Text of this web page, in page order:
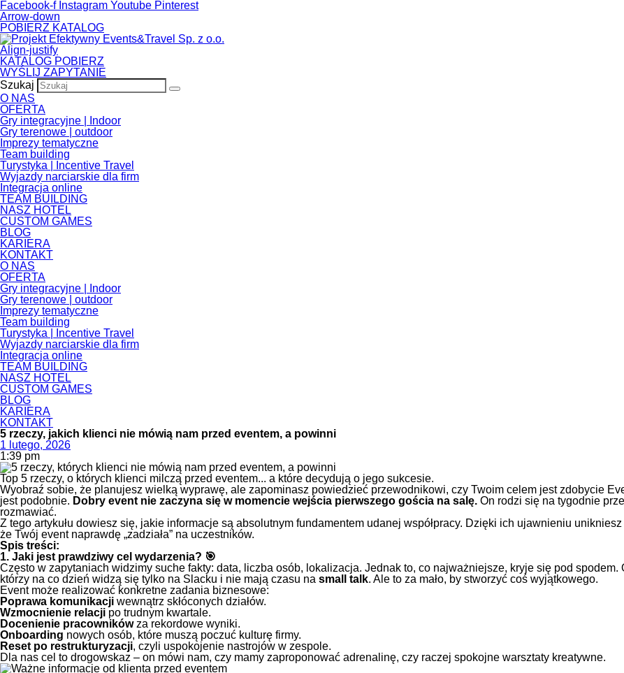
Skip to the content
Facebook-f Instagram Youtube Pinterest
Arrow-down
POBIERZ KATALOG
Align-justify
KATALOG POBIERZ
WYŚLIJ ZAPYTANIE
Szukaj
O NAS
OFERTA
Gry integracyjne | Indoor
Gry terenowe | outdoor
Imprezy tematyczne
Team building
Turystyka | Incentive Travel
Wyjazdy narciarskie dla firm
Integracja online
TEAM BUILDING
NASZ HOTEL
CUSTOM GAMES
BLOG
KARIERA
KONTAKT
O NAS
OFERTA
Gry integracyjne | Indoor
Gry terenowe | outdoor
Imprezy tematyczne
Team building
Turystyka | Incentive Travel
Wyjazdy narciarskie dla firm
Integracja online
TEAM BUILDING
NASZ HOTEL
CUSTOM GAMES
BLOG
KARIERA
KONTAKT
5 rzeczy, jakich klienci nie mówią nam przed eventem, a powinni
1 lutego, 2026
1:39 pm
Top 5 rzeczy, o których klienci milczą przed eventem... a które decydują o jego sukcesie.
Wyobraź sobie, że planujesz wielką wyprawę, ale zapominasz powiedzieć przewodnikowi, czy Twoim celem jest zdobycie
jest podobnie. Dobry event nie zaczyna się w momencie wejścia pierwszego gościa na salę. On rodzi się na tygodnie
rozmawiać.
Z tego artykułu dowiesz się, jakie informacje są absolutnym fundamentem udanej współpracy. Dzięki ich ujawnieniu
że Twój event naprawdę „zadziała” na uczestników.
Spis treści:
1. Jaki jest prawdziwy cel wydarzenia? 🎯
Często w zapytaniach widzimy suche fakty: data, liczba osób, lokalizacja. Jednak to, co najważniejsze, kryje się pod
którzy na co dzień widzą się tylko na Slacku i nie mają czasu na small talk. Ale to za mało, by stworzyć coś wyjątkowego.
Event może realizować konkretne zadania biznesowe:
Poprawa komunikacji wewnątrz skłóconych działów.
Wzmocnienie relacji po trudnym kwartale.
Docenienie pracownikówza rekordowe wyniki.
Onboarding nowych osób, które muszą poczuć kulturę firmy.
Reset po restrukturyzacji, czyli uspokojenie nastrojów w zespole.
Dla nas cel to drogowskaz – on mówi nam, czy mamy zaproponować adrenalinę, czy raczej spokojne warsztaty kreatywne.